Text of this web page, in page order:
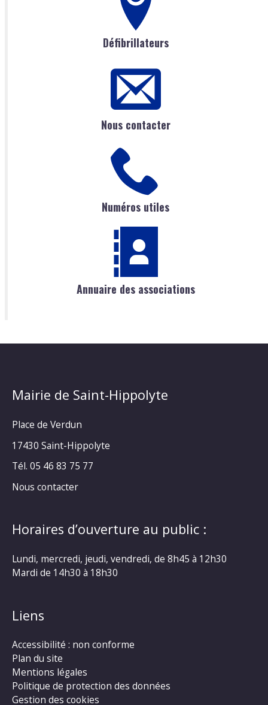
Défibrillateurs
Nous contacter
Numéros utiles
Annuaire des associations
Mairie de Saint-Hippolyte
Place de Verdun
17430 Saint-Hippolyte
Tél. 05 46 83 75 77
Nous contacter
Horaires d’ouverture au public :
Lundi, mercredi, jeudi, vendredi, de 8h45 à 12h30
Mardi de 14h30 à 18h30
Liens
Accessibilité : non conforme
Plan du site
Mentions légales
Politique de protection des données
Gestion des cookies